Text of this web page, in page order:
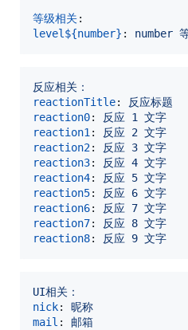
等级相关
level${number} : number
反应相关：
reactionTitle:
反应标题
reaction0:
反应 1 文字
reaction1 :
反应 2 文字
reaction2:
反应 3 文字
reaction3:
反应 4 文字
reaction4:
反应 5 文字
reaction5:
反应 6 文字
reaction6:
反应 7 文字
reaction7:
反应 8 文字
reaction8: 反应 9 文字
UI相关：
nick: 昵称
mail : 邮箱